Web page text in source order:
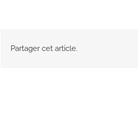
Partager cet article.